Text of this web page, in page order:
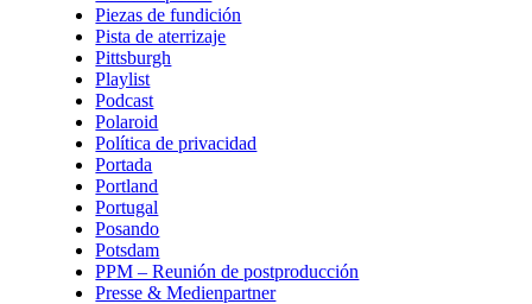
Piezas de fundición
Pista de aterrizaje
Pittsburgh
Playlist
Podcast
Polaroid
Política de privacidad
Portada
Portland
Portugal
Posando
Potsdam
PPM – Reunión de postproducción
Presse & Medienpartner